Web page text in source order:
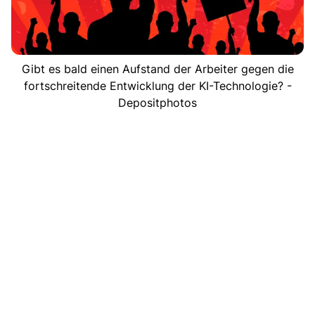
Gibt es bald einen Aufstand der Arbeiter gegen die
fortschreitende Entwicklung der KI-Technologie? -
Depositphotos